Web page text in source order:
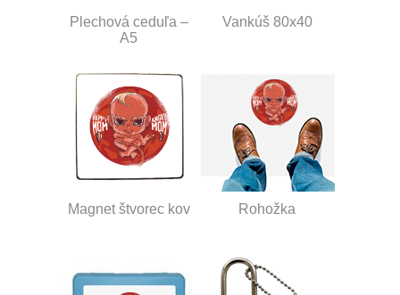
Plechová ceduľa –
A5
Vankúš 80x40
Magnet štvorec kov Rohožka